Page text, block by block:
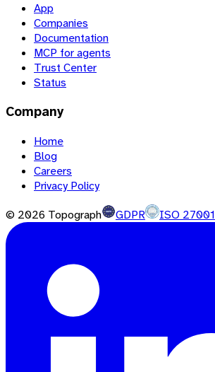
App
Companies
Documentation
MCP for agents
Trust Center
Status
Company
Home
Blog
Careers
Privacy Policy
© 2026 Topograph GDPR ISO 27001